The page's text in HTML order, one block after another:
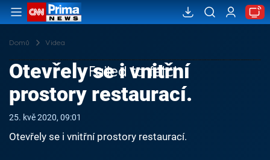
Domů Videa
Failed to fetch
Otevřely se i vnitřní
prostory restaurací.
25. kvě 2020, 09:01
Otevřely se i vnitřní prostory restaurací.